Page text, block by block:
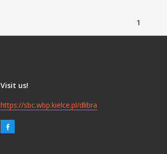
1
Visit us!
https://sbc.wbp.kielce.pl/dlibra